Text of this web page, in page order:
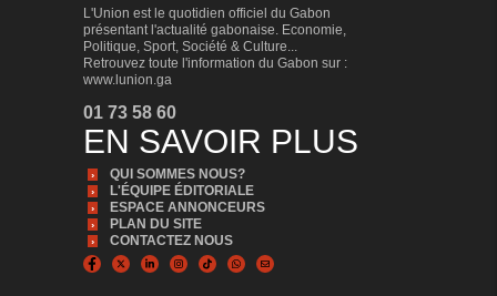
L'Union est le quotidien officiel du Gabon
présentant l'actualité gabonaise. Economie,
Politique, Sport, Société & Culture...
Retrouvez toute l'information du Gabon sur :
www.lunion.ga
01 73 58 60
EN SAVOIR PLUS
QUI SOMMES NOUS?
L'ÉQUIPE ÉDITORIALE
ESPACE ANNONCEURS
PLAN DU SITE
CONTACTEZ NOUS